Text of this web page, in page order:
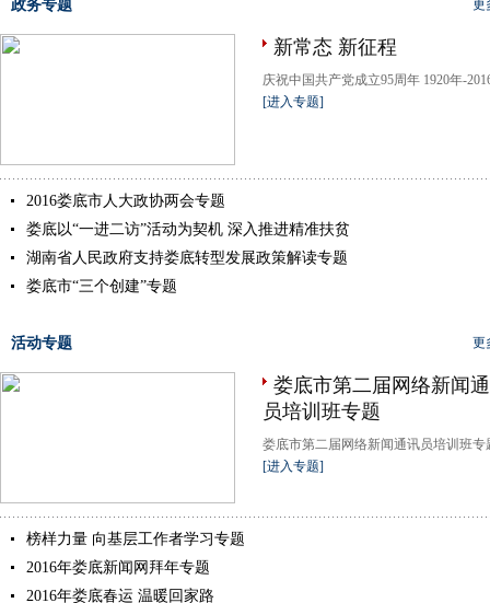
政务专题 更
新常态 新征程
庆祝中国共产党成立95周年 1920年-
[进入专题]
2016娄底市人大政协两会专题
娄底以“一进二访”活动为契机 深入推进精准扶贫
湖南省人民政府支持娄底转型发展政策解读专题
娄底市“三个创建”专题
活动专题 更
娄底市第二届网络新闻
员培训班专题
娄底市第二届网络新闻通讯员培训班专
[进入专题]
榜样力量 向基层工作者学习专题
2016年娄底新闻网拜年专题
2016年娄底春运 温暖回家路